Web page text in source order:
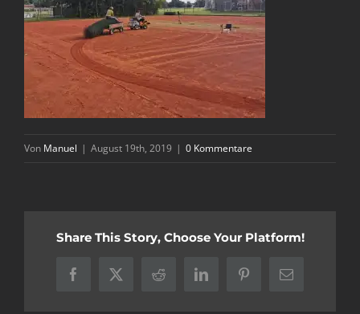
Von Manuel | August 19th, 2019 | 0 Kommentare
Share This Story, Choose Your Platform!
Facebook
X Reddit LinkedInPinterest
E-